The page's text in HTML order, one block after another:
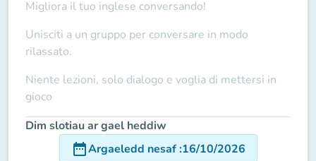
Migliora il tuo inglese conversando!
Unisciti a un gruppo per conversare in modo
rilassato.
Niente lezioni, solo dialogo e voglia di mettersi in
gioco
Dim slotiau ar gael heddiw
date_rangeArgaeledd nesaf:16/10/2026